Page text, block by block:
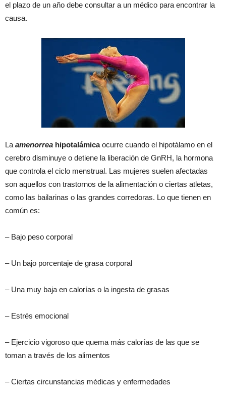
el plazo de un año debe consultar a un médico para encontrar la
causa.
La amenorrea hipotalámicaocurre cuando el hipotálamo en el
cerebro disminuye o detiene la liberación de GnRH, la hormona
que controla el ciclo menstrual. Las mujeres suelen afectadas
son aquellos con trastornos de la alimentación o ciertas atletas,
como las bailarinas o las grandes corredoras. Lo que tienen en
común es:
– Bajo peso corporal
– Un bajo porcentaje de grasa corporal
– Una muy baja en calorías o la ingesta de grasas
– Estrés emocional
– Ejercicio vigoroso que quema más calorías de las que se
toman a través de los alimentos
– Ciertas circunstancias médicas y enfermedades